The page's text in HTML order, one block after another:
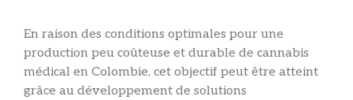
En raison des conditions optimales pour une
production peu coûteuse et durable de cannabis
médical en Colombie, cet objectif peut être atteint
grâce au développement de solutions